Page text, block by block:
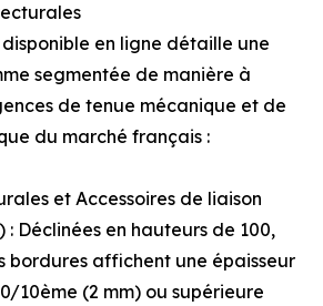
en ligne détaille une
segmentée de manière à
de tenue mécanique et de
du marché français :
et Accessoires de liaison
: Déclinées en hauteurs de 100,
bordures affichent une épaisseur
10ème (2 mm) ou supérieure